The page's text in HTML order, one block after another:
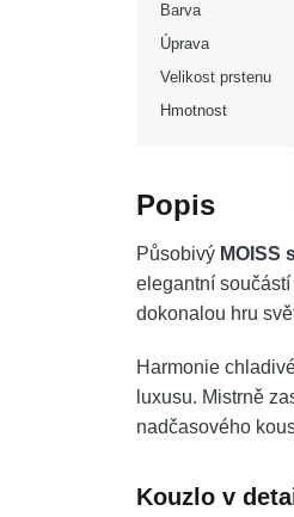
Barva
Úprava
Velikost prstenu
Hmotnost
Popis
Působivý MOISS
elegantní
dokonalou hru
Harmonie
luxusu. Mistrně
nadčasového
Kouzlo v